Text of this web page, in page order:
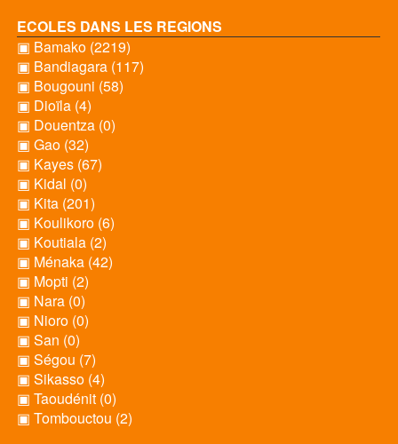
ECOLES DANS LES REGIONS
▣ Bamako (2219)
▣ Bandiagara (117)
▣ Bougouni (58)
▣ Dioïla (4)
▣ Douentza (0)
▣ Gao (32)
▣ Kayes (67)
▣ Kidal (0)
▣ Kita (201)
▣ Koulikoro (6)
▣ Koutiala (2)
▣ Ménaka (42)
▣ Mopti (2)
▣ Nara (0)
▣ Nioro (0)
▣ San (0)
▣ Ségou (7)
▣ Sikasso (4)
▣ Taoudénit (0)
▣ Tombouctou (2)